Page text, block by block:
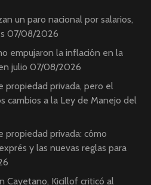
un paro nacional por salarios,
07/08/2026
empujaron la inflación en la
julio 07/08/2026
propiedad privada, pero el
cambios a la Ley de Manejo del
propiedad privada: cómo
y las nuevas reglas para
Cayetano, Kicillof criticó al